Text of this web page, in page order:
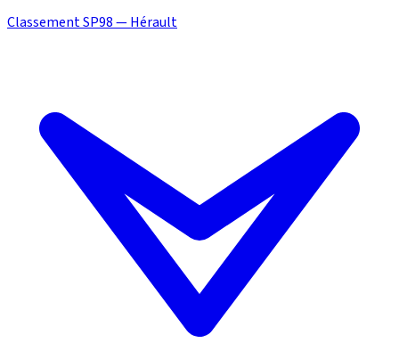
Classement SP98 — Hérault